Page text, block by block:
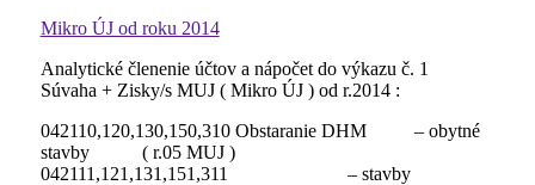
Mikro ÚJ od roku 2014
Analytické členenie účtov a nápočet do výkazu č. 1
Súvaha + Zisky/s MUJ ( Mikro ÚJ ) od r.2014 :
042110,120,130,150,310 Obstaranie DHM – obytné
stavby ( r.05 MUJ )
042111,121,131,151,311 – stavby